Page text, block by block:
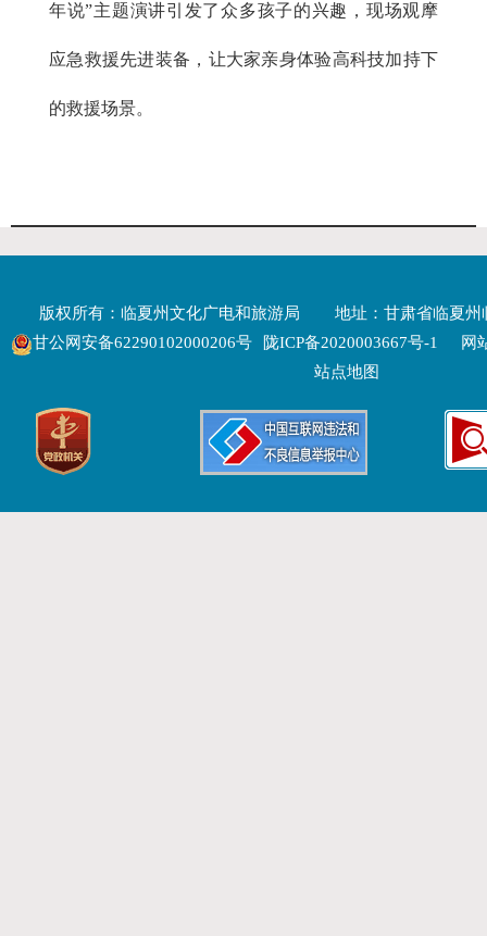
年说”主题演讲引发了众多孩子的兴趣，现场观摩
应急救援先进装备，让大家亲身体验高科技加持下
的救援场景。
版权所有：临夏州文化广电和旅游局
地址：甘肃省临夏州
甘公网安备62290102000206号
陇ICP备2020003667号-1
网
站点地图